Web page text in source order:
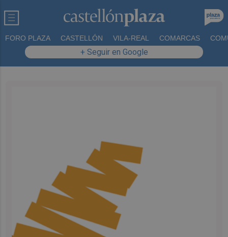
FORO PLAZA CASTELLÓN VILA-REAL COMARCAS
+ Seguir en Google